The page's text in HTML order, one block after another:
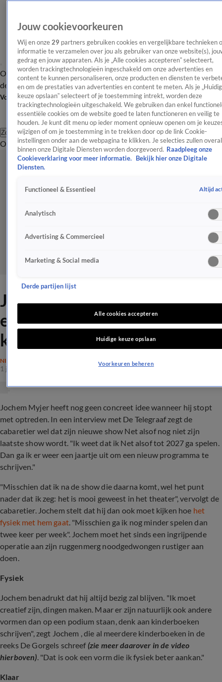
OverzichtAfleveringen Entertainment TV Algemeen
Tip
de redactieNieuwsbrief
Volg Shownieuws
Zoeken
OverzichtEntertainmentSpraakmakendRealityCrimeVideo's
Jochem Myjer open over
einde carrière: 'Dan is het
klaar'
NIEUWS
1 juni 2024, 15:46
Jochem Myjer heeft nog geen concreet idee wanneer hij stopt
met optreden. In een interview met De Telegraaf zegt de
cabaretier wel dat zijn nieuwe show Net alsof nog niet zijn
laatste show wordt. "Ik weet dat ik Net alsof tot 2027 ga spelen.
Dan ga ik er weer een jaartje uit om een nieuw programma te
schrijven."
"Misschien dat ik na de show die daarna komt, wel het punt
nader dat ik zeg: het is mooi geweest in het theater", vervolgt de
cabaretier. Jochem stelt dat hij dan ook moet kijken hoe het
fysiek met hem gaat. "Misschien ga ik nog minder spelen dan
twee keer per week". Jochem moet het sinds een ingrijpende
operatie aan zijn ruggenmerg noodgedwongen rustiger aan
doen.
Fysiek
Jochem benadrukt dat hij altijd bezig zal blijven. "Ik moet
creatief zijn, dingen maken. Maar er zijn natuurlijk ook andere
vormen dan op een podium staan, denk aan kinderboeken
schrijven", zegt Jochem , die al meerdere kinderboeken in de
reeks De Gorgels schreef (zie meer daarover in de video
hierboven). "Dat is ook een vorm die ik fysiek beter aankan."
Klaar
Jouw cookievoorkeuren
Wij en onze 29 partners gebruiken cookies en vergelijkbare technieken
informatie te verzamelen over jou als gebruiker van onze website(s),
gedrag en jouw apparaten. Als je „Alle cookies accepteren” selecteert,
worden trackingtechnologieën ingeschakeld om onze advertenties en
content te kunnen personaliseren, onze producten en diensten te
en om de prestaties van advertenties en content te meten. Als je
keuze opslaan” selecteert of je toestemming intrekt, worden deze
trackingtechnologieën uitgeschakeld. We gebruiken dan enkel
essentiële cookies om de website goed te laten functioneren en veilig te
houden. Je kunt dit menu op ieder moment opnieuw openen om je
wijzigen of om je toestemming in te trekken door op de link Cookie-
instellingen onder aan de webpagina te klikken. Je selecties zullen overal
binnen onze Digitale Diensten worden doorgevoerd. Raadpleeg onze
Cookieverklaring voor meer informatie.
Bekijk hier onze Digitale
Diensten.
Functioneel & Essentieel Altijd
Analytisch
Advertising & Commercieel
Marketing & Social media
Derde partijen lijst
Alle cookies accepteren
Huidige keuze opslaan
Voorkeuren beheren